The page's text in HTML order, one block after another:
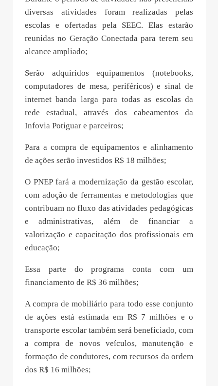
diversas atividades foram realizadas pelas
escolas e ofertadas pela SEEC. Elas estarão
reunidas no Geração Conectada para terem seu
alcance ampliado;
Serão adquiridos equipamentos (notebooks,
computadores de mesa, periféricos) e sinal de
internet banda larga para todas as escolas da
rede estadual, através dos cabeamentos da
Infovia Potiguar e parceiros;
Para a compra de equipamentos e alinhamento
de ações serão investidos R$ 18 milhões;
O PNEP fará a modernização da gestão escolar,
com adoção de ferramentas e metodologias que
contribuam no fluxo das atividades pedagógicas
e administrativas, além de financiar a
valorização e capacitação dos profissionais em
educação;
Essa parte do programa conta com um
financiamento de R$ 36 milhões;
A compra de mobiliário para todo esse conjunto
de ações está estimada em R$ 7 milhões e o
transporte escolar também será beneficiado, com
a compra de novos veículos, manutenção e
formação de condutores, com recursos da ordem
dos R$ 16 milhões;